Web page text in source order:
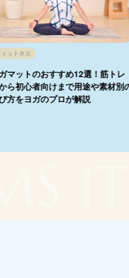
ィットネス
マットのおすすめ12選！筋トレ
ら初心者向けまで用途や素材別
方をヨガのプロが解説